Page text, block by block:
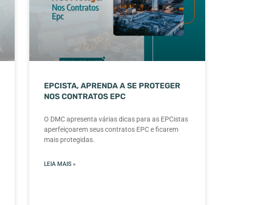
EPCISTA, APRENDA A SE PROTEGER
NOS CONTRATOS EPC
O DMC apresenta várias dicas para as EPCistas
aperfeiçoarem seus contratos EPC e ficarem
mais protegidas.
LEIA MAIS »